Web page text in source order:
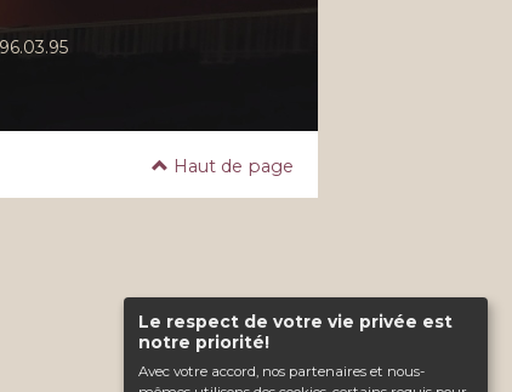
Le respect de votre vie privée est
notre priorité!
Avec votre accord, nos partenaires et nous-
Haut de page